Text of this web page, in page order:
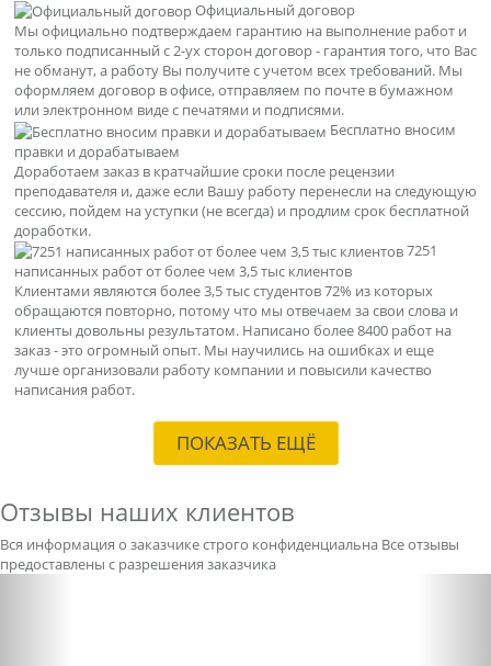
Официальный договор
Мы официально подтверждаем гарантию на выполнение работ и
только подписанный с 2-ух сторон договор - гарантия того, что Вас
не обманут, а работу Вы получите с учетом всех требований. Мы
оформляем договор в офисе, отправляем по почте в бумажном
или электронном виде с печатями и подписями.
Бесплатно вносим
правки и дорабатываем
Доработаем заказ в кратчайшие сроки после рецензии
преподавателя и, даже если Вашу работу перенесли на следующую
сессию, пойдем на уступки (не всегда) и продлим срок бесплатной
доработки.
7251
написанных работ от более чем 3,5 тыс клиентов
Клиентами являются более 3,5 тыс студентов 72% из которых
обращаются повторно, потому что мы отвечаем за свои слова и
клиенты довольны результатом. Написано более 8400 работ на
заказ - это огромный опыт. Мы научились на ошибках и еще
лучше организовали работу компании и повысили качество
написания работ.
ПОКАЗАТЬ ЕЩЁ
Отзывы наших клиентов
Вся информация о заказчике строго конфиденциальна Все отзывы
предоставлены с разрешения заказчика